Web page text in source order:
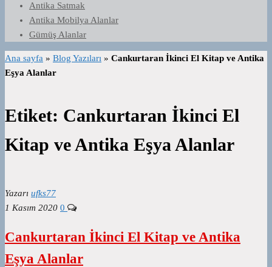
Antika Satmak
Antika Mobilya Alanlar
Gümüş Alanlar
Ana sayfa » Blog Yazıları » Cankurtaran İkinci El Kitap ve Antika
Eşya Alanlar
Etiket: Cankurtaran İkinci El
Kitap ve Antika Eşya Alanlar
Yazarı ufks77
1 Kasım 2020 0
Cankurtaran İkinci El Kitap ve Antika
Eşya Alanlar